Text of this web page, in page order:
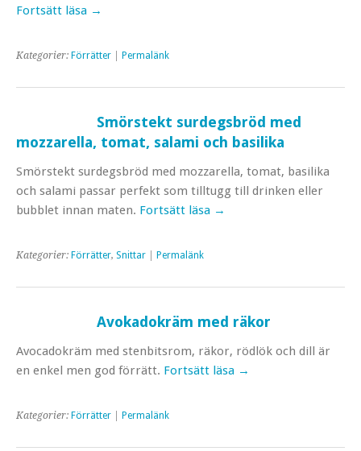
Fortsätt läsa →
Kategorier: Förrätter Permalänk
Smörstekt surdegsbröd med
mozzarella, tomat, salami och basilika
Smörstekt surdegsbröd med mozzarella, tomat, basilika
och salami passar perfekt som tilltugg till drinken eller
bubblet innan maten. Fortsätt läsa →
Kategorier: Förrätter, Snittar Permalänk
Avokadokräm med räkor
Avocadokräm med stenbitsrom, räkor, rödlök och dill är
en enkel men god förrätt. Fortsätt läsa →
Kategorier: Förrätter Permalänk